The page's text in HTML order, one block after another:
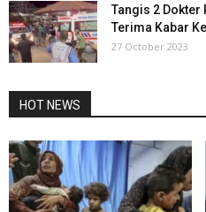
Tangis 2 Dokter
Terima Kabar
27 October 2023
HOT NEWS